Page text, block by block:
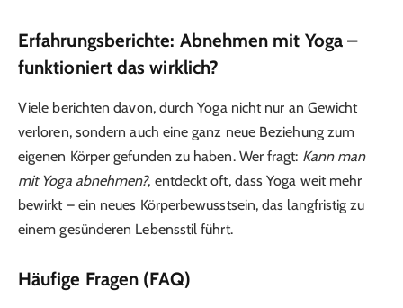
Erfahrungsberichte: Abnehmen mit Yoga –
funktioniert das wirklich?
Viele berichten davon, durch Yoga nicht nur an Gewicht
verloren, sondern auch eine ganz neue Beziehung zum
eigenen Körper gefunden zu haben. Wer fragt: Kann man
mit Yoga abnehmen?, entdeckt oft, dass Yoga weit mehr
bewirkt – ein neues Körperbewusstsein, das langfristig zu
einem gesünderen Lebensstil führt.
Häufige Fragen (FAQ)